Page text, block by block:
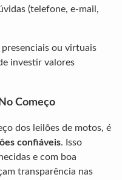
(telefone, e-mail,
ou virtuais
investir valores
Começo
dos leilões de motos, é
confiáveis. Isso
e com boa
transparência nas